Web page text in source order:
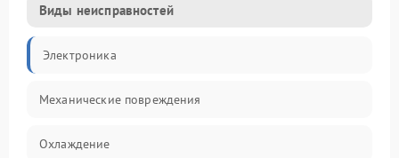
Виды неисправностей
Электроника
Механические повреждения
Охлаждение